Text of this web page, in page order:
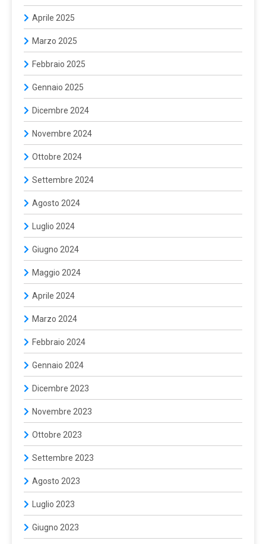
Aprile 2025
Marzo 2025
Febbraio 2025
Gennaio 2025
Dicembre 2024
Novembre 2024
Ottobre 2024
Settembre 2024
Agosto 2024
Luglio 2024
Giugno 2024
Maggio 2024
Aprile 2024
Marzo 2024
Febbraio 2024
Gennaio 2024
Dicembre 2023
Novembre 2023
Ottobre 2023
Settembre 2023
Agosto 2023
Luglio 2023
Giugno 2023